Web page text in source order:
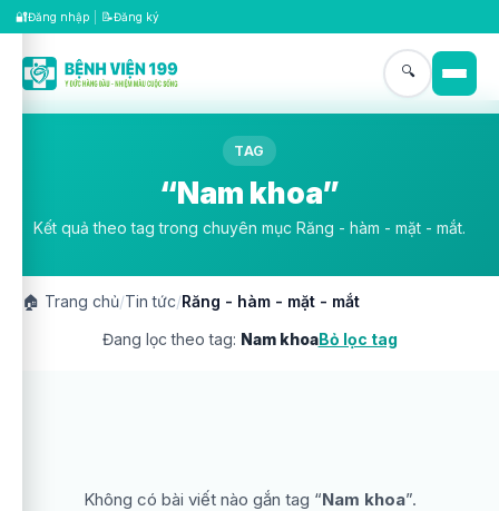
🔐Đăng nhập 📝Đăng ký
🔍
TAG
“Nam khoa”
Kết quả theo tag trong chuyên mục Răng - hàm - mặt - mắt.
🏠 Trang chủ/Tin tức/Răng - hàm - mặt - mắt
Đang lọc theo tag: Nam khoaBỏ lọc tag
Không có bài viết nào gắn tag “Nam khoa”.